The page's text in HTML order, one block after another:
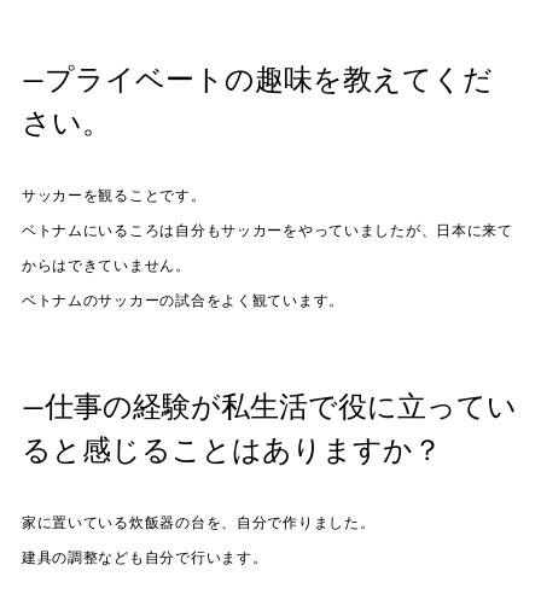
—プライベートの趣味を教えてくだ
さい。
サッカーを観ることです。
ベトナムにいるころは自分もサッカーをやっていましたが、日本に来て
からはできていません。
ベトナムのサッカーの試合をよく観ています。
—仕事の経験が私生活で役に立ってい
ると感じることはありますか？
家に置いている炊飯器の台を、自分で作りました。
建具の調整なども自分で行います。